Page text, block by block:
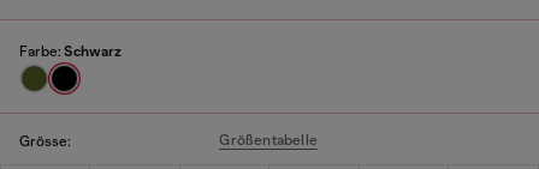
Farbe: Schwarz
Grösse: Größentabelle